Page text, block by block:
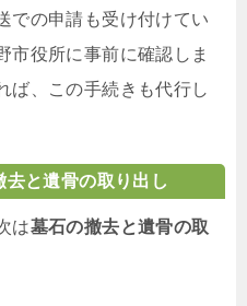
での申請も受け付けてい
市役所に事前に確認しま
ば、この手続きも代行し
去と遺骨の取り出し
は墓石の撤去と遺骨の取